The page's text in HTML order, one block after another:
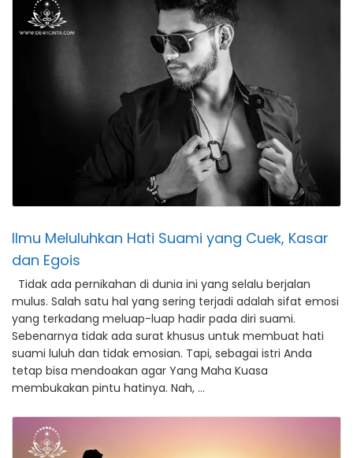
Ilmu Meluluhkan Hati Suami yang Cuek, Kasar
dan Egois
Tidak ada pernikahan di dunia ini yang selalu berjalan
mulus. Salah satu hal yang sering terjadi adalah sifat emosi
yang terkadang meluap-luap hadir pada diri suami.
Sebenarnya tidak ada surat khusus untuk membuat hati
suami luluh dan tidak emosian. Tapi, sebagai istri Anda
tetap bisa mendoakan agar Yang Maha Kuasa
membukakan pintu hatinya. Nah, …